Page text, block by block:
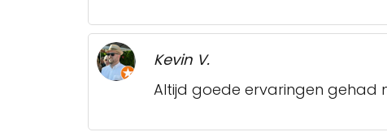
Kevin V.
Altijd goede ervaringen gehad